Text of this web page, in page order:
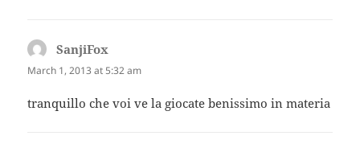
SanjiFox
March 1, 2013 at 5:32 am
tranquillo che voi ve la giocate benissimo in materia